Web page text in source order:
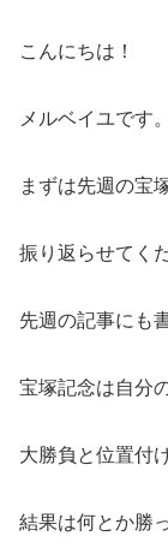
こんにちは！
メルベイユです。
まずは先週の宝
振り返らせてく
先週の記事にも
宝塚記念は自分
大勝負と位置付
結果は何とか勝